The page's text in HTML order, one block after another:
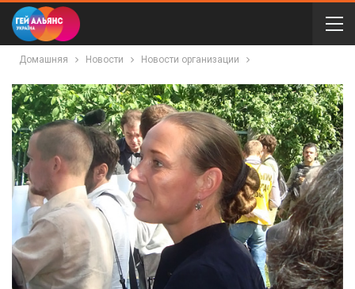
Домашняя Новости Новости организации